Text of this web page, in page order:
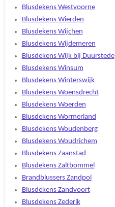
Blusdekens Westvoorne
Blusdekens Wierden
Blusdekens Wijchen
Blusdekens Wijdemeren
Blusdekens Wijk bij Duurstede
Blusdekens Winsum
Blusdekens Winterswijk
Blusdekens Woensdrecht
Blusdekens Woerden
Blusdekens Wormerland
Blusdekens Woudenberg
Blusdekens Woudrichem
Blusdekens Zaanstad
Blusdekens Zaltbommel
Brandblussers Zandpol
Blusdekens Zandvoort
Blusdekens Zederik